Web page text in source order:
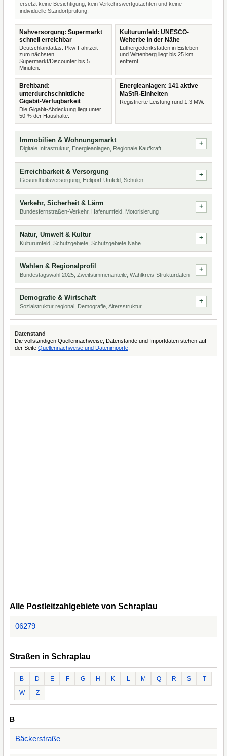
ersetzt keine Besichtigung, kein Verkehrswertgutachten und keine
individuelle Standortprüfung.
Nahversorgung: Supermarkt
schnell erreichbar
Deutschlandatlas: Pkw-Fahrzeit
zum nächsten
Supermarkt/Discounter bis 5
Minuten.
Kulturumfeld: UNESCO-
Welterbe in der Nähe
Luthergedenkstätten in Eisleben
und Wittenberg liegt bis 25 km
entfernt.
Breitband:
unterdurchschnittliche
Gigabit-Verfügbarkeit
Die Gigabit-Abdeckung liegt unter
50 % der Haushalte.
Energieanlagen: 141 aktive
MaStR-Einheiten
Registrierte Leistung rund 1,3 MW.
Immobilien & Wohnungsmarkt
Digitale Infrastruktur, Energieanlagen, Regionale Kaufkraft
Erreichbarkeit & Versorgung
Gesundheitsversorgung, Heliport-Umfeld, Schulen
Verkehr, Sicherheit & Lärm
Bundesfernstraßen-Verkehr, Hafenumfeld, Motorisierung
Natur, Umwelt & Kultur
Kulturumfeld, Schutzgebiete, Schutzgebiete Nähe
Wahlen & Regionalprofil
Bundestagswahl 2025, Zweitstimmenanteile, Wahlkreis-Strukturdaten
Demografie & Wirtschaft
Sozialstruktur regional, Demografie, Altersstruktur
Datenstand
Die vollständigen Quellennachweise, Datenstände und Importdaten stehen auf
der Seite Quellennachweise und Datenimporte
Alle Postleitzahlgebiete von Schraplau
06279
Straßen in Schraplau
B D E F G H K L M Q R S
T
W
Z
B
Bäckerstraße